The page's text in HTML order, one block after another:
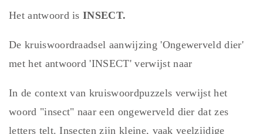
Het antwoord isINSECT.
De kruiswoordraadsel aanwijzing 'Ongewerveld dier'
met het antwoord 'INSECT' verwijst naar
In de context van kruiswoordpuzzels verwijst het
woord "insect" naar een ongewerveld dier dat zes
letters telt. Insecten zijn kleine, vaak veelzijdige